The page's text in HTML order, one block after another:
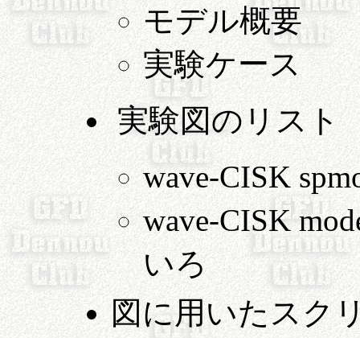
モデル概要
実験ケース
実験図のリスト
wave-CISK
wave-CISK
いろ
図に用いたスク